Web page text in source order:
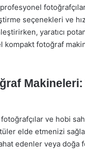
seçenekleri ve
yaratıcı
kompakt fotoğraf
ve hobi
elde etmenizi
edenler veya doğa